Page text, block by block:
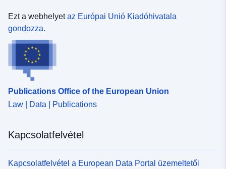
Ezt a webhelyetaz Európai Unió Kiadóhivatala
gondozza.
Publications Office of the European Union
Law | Data | Publications
Kapcsolatfelvétel
Kapcsolatfelvétel a European Data Portal üzemeltetői